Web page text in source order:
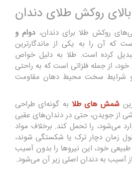
روکش طلای دندان
روکش طلا برای دندان،دوام و
که آن را به یکی از ماندگارترین
کرده است. طلا به دلیل خواص
از جمله فلزاتی است که به راحتی
و شرایط سخت محیط دهان مقاومت
شمش های طلا به گونه‌ای طراحی
از جویدن، حتی در دندان‌های عقبی
می‌شود، را تحمل کند. برخلاف مواد
زمان دچار ترک یا شکستگی شوند،
خود، این نیروها را بدون آسیب
آسیب به دندان اصلی زیر آن می‌شود.